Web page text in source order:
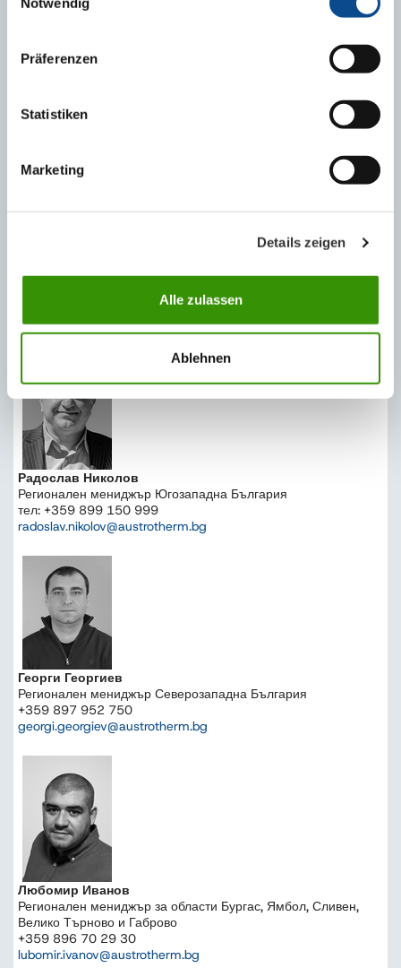
Präferenzen
Statistiken
Marketing
Details zeigen
Alle zulassen
Ablehnen
ИЗТЕГЛИ
Austrotherm Палитра
Топлоизолация на плоски покриви
Декларация за експлоатационни показатели Austrotherm
Радослав Николов
Регионален мениджър Югозападна България
тел: +359 899 150 999
radoslav.nikolov@austrotherm.bg
Георги Георгиев
Регионален мениджър Северозападна България
+359 897 952 750
georgi.georgiev@austrotherm.bg
Любомир Иванов
Регионален мениджър за области Бургас, Ямбол, Сливен,
Велико Търново и Габрово
+359 896 70 29 30
lubomir.ivanov@austrotherm.bg